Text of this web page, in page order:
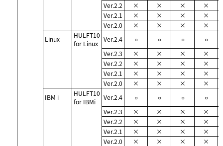
Ver.2.2
× × ×
×
Ver.2.1
× × ×
×
Ver.2.0
× × ×
×
Linux
HULFT10
for Linux
Ver.2.4 ○ ○ ○
○
Ver.2.3
× × ×
×
Ver.2.2
× × ×
×
Ver.2.1
× × ×
×
Ver.2.0
× × ×
×
IBM i
HULFT10
for IBMi
Ver.2.4 ○ ○ ○
○
Ver.2.3
× × ×
×
Ver.2.2
× × ×
×
Ver.2.1
× × ×
×
Ver.2.0
× × ×
×